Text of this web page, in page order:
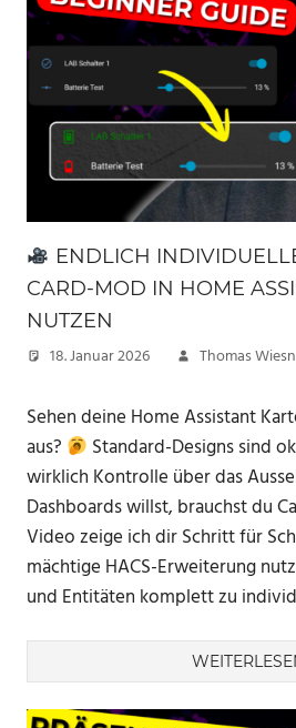
ENDLICH
CARD-MOD IN HOME
NUTZEN
18. Januar 2026 Thomas
Sehen deine Home Assistant
aus?
Standard-Designs sind
wirklich Kontrolle über das
Dashboards willst, brauchst du
Video zeige ich dir Schritt für
mächtige HACS-Erweiterung
und Entitäten komplett zu